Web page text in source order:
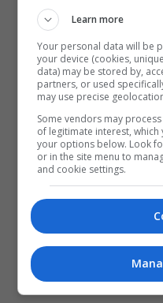
على إذاعة
بالسليمانية
Learn more
Your personal data will be
your device (cookies,
data) may be stored by,
partners, or used
may use precise
Some vendors may
of legitimate interest,
your options below. Look
or in the site menu to
and cookie settings.